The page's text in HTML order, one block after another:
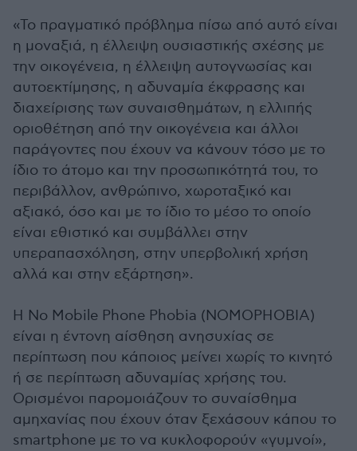
«Το πραγματικό πρόβλημα πίσω από αυτό είναι
η μοναξιά, η έλλειψη ουσιαστικής σχέσης με
την οικογένεια, η έλλειψη αυτογνωσίας και
αυτοεκτίμησης, η αδυναμία έκφρασης και
διαχείρισης των συναισθημάτων, η ελλιπής
οριοθέτηση από την οικογένεια και άλλοι
παράγοντες που έχουν να κάνουν τόσο με το
ίδιο το άτομο και την προσωπικότητά του, το
περιβάλλον, ανθρώπινο, χωροταξικό και
αξιακό, όσο και με το ίδιο το μέσο το οποίο
είναι εθιστικό και συμβάλλει στην
υπεραπασχόληση, στην υπερβολική χρήση
αλλά και στην εξάρτηση».
Η Νo Μobile Phone Phobia (NOMOPHOBIA)
είναι η έντονη αίσθηση ανησυχίας σε
περίπτωση που κάποιος μείνει χωρίς το κινητό
ή σε περίπτωση αδυναμίας χρήσης του.
Ορισμένοι παρομοιάζουν το συναίσθημα
αμηχανίας που έχουν όταν ξεχάσουν κάπου το
smartphone με το να κυκλοφορούν «γυμνοί»,